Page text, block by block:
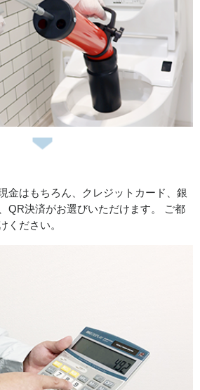
金はもちろん、クレジットカード、銀
QR決済がお選びいただけます。 ご都
ください。